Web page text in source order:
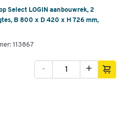
Select LOGIN aanbouwrek, 2
B 800 x D 420 x H 726 mm,
113867
+
-